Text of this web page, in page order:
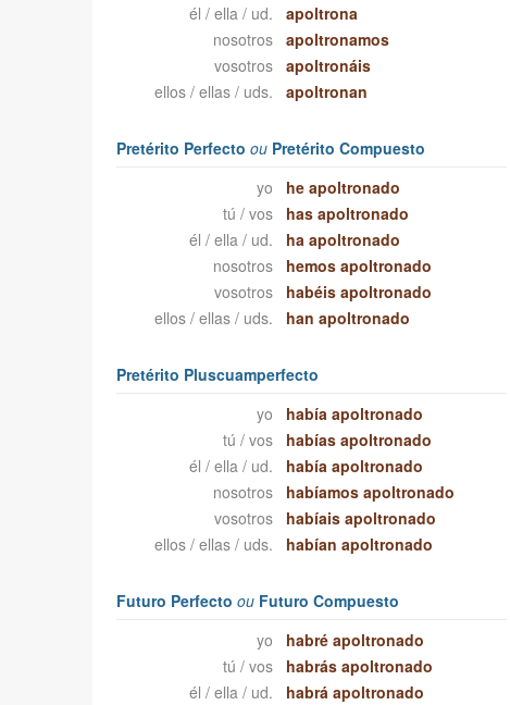
él / ella / ud.
apoltrona
nosotros
apoltronamos
vosotros
apoltronáis
ellos / ellas / uds.
apoltronan
Pretérito Perfecto ouPretérito Compuesto
yo
he apoltronado
tú / vos
has apoltronado
él / ella / ud.
ha apoltronado
nosotros
hemos apoltronado
vosotros
habéis apoltronado
ellos / ellas / uds.
han apoltronado
Pretérito Pluscuamperfecto
yo
había apoltronado
tú / vos
habías apoltronado
él / ella / ud.
había apoltronado
nosotros
habíamos apoltronado
vosotros
habíais apoltronado
ellos / ellas / uds.
habían apoltronado
Futuro Perfecto ouFuturo Compuesto
yo
habré apoltronado
tú / vos
habrás apoltronado
él / ella / ud.
habrá apoltronado